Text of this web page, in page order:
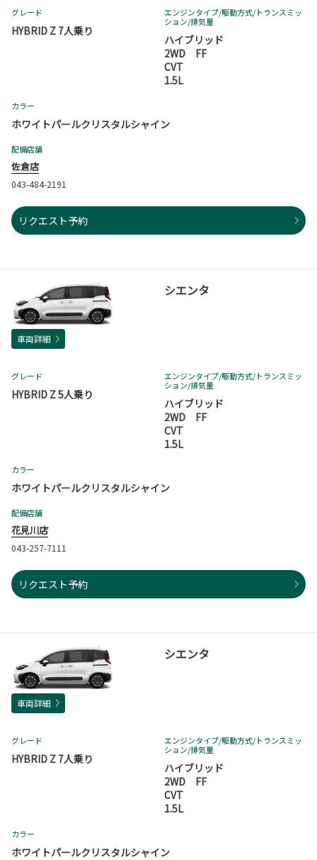
グレード
HYBRID Z 7人乗り
エンジンタイプ/駆動方式/トランスミッ
ション/排気量
ハイブリッド
2WD FF
CVT
1.5L
カラー
ホワイトパールクリスタルシャイン
配備店舗
佐倉店
043-484-2191
リクエスト予約
シエンタ
車両詳細
グレード
HYBRID Z 5人乗り
エンジンタイプ/駆動方式/トランスミッ
ション/排気量
ハイブリッド
2WD FF
CVT
1.5L
カラー
ホワイトパールクリスタルシャイン
配備店舗
花見川店
043-257-7111
リクエスト予約
シエンタ
車両詳細
グレード
HYBRID Z 7人乗り
エンジンタイプ/駆動方式/トランスミッ
ション/排気量
ハイブリッド
2WD FF
CVT
1.5L
カラー
ホワイトパールクリスタルシャイン